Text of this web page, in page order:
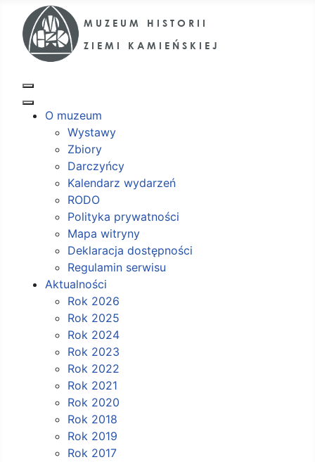
O muzeum
Wystawy
Zbiory
Darczyńcy
Kalendarz wydarzeń
RODO
Polityka prywatności
Mapa witryny
Deklaracja dostępności
Regulamin serwisu
Aktualności
Rok 2026
Rok 2025
Rok 2024
Rok 2023
Rok 2022
Rok 2021
Rok 2020
Rok 2018
Rok 2019
Rok 2017